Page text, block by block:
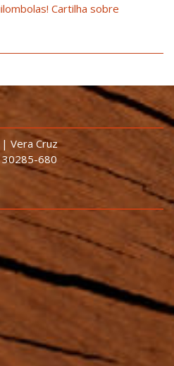
Cartilha sobre
Vera Cruz
30285-680